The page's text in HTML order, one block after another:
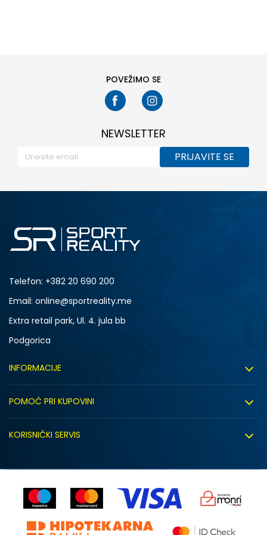
POVEŽIMO SE
NEWSLETTER
PRIJAVITE SE
Telefon: +382 20 690 200
Email: online@sportreality.me
Extra retail park, Ul. 4. jula bb
Podgorica
INFORMACIJE
Zapošljavanje
Sindikalna prodaja
Kontakt
Prodavnice
POMOĆ PRI KUPOVINI
Kako kupiti
Uputstvo za registraciju
KORISNIČKI SERVIS
Reklamacije
Povrat robe i povrat sredstava